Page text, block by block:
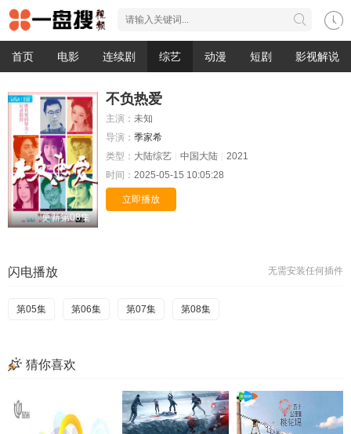
首页 电影 连续剧 综艺 动漫 短剧 影视解说
更新第08集
不负热爱
主演： 未知
导演： 季家希
类型： 大陆综艺 中国大陆
2021
时间： 2025-05-15 10:05:28
立即播放
无需安装任何插件
闪电播放
第05集 第06集 第07集 第08集
猜你喜欢